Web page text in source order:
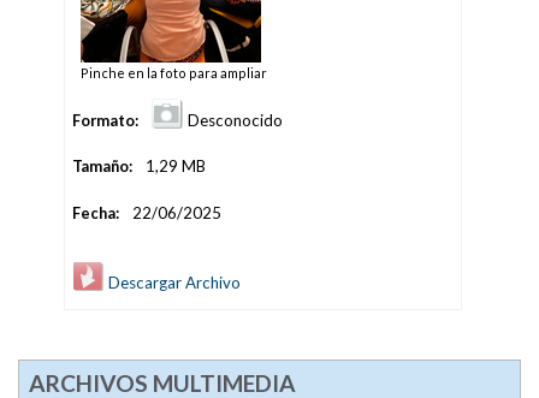
Pinche en la foto para ampliar
Formato: Desconocido
Tamaño: 1,29 MB
Fecha: 22/06/2025
Descargar Archivo
ARCHIVOS MULTIMEDIA